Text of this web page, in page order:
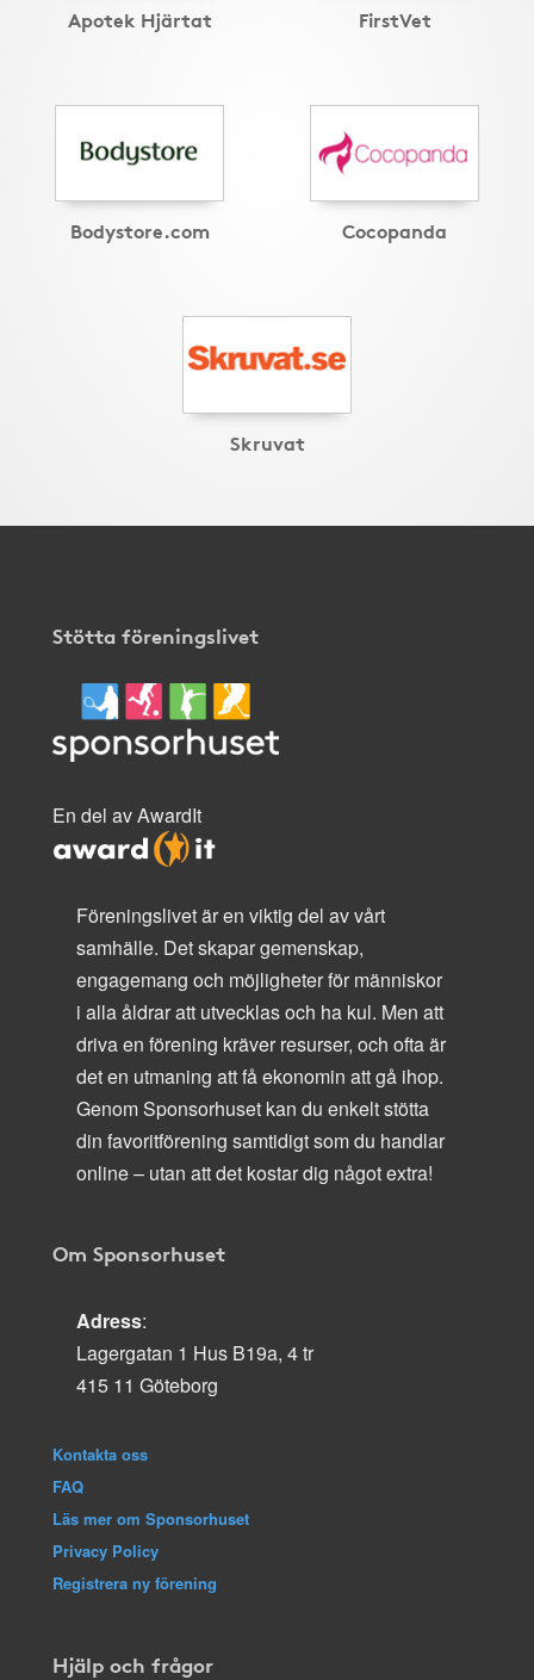
Apotek Hjärtat FirstVet
Bodystore.com Cocopanda
Skruvat
Stötta föreningslivet
En del av AwardIt
Föreningslivet är en viktig del av vårt
samhälle. Det skapar gemenskap,
engagemang och möjligheter för människor
i alla åldrar att utvecklas och ha kul. Men att
driva en förening kräver resurser, och ofta är
det en utmaning att få ekonomin att gå ihop.
Genom Sponsorhuset kan du enkelt stötta
din favoritförening samtidigt som du handlar
online – utan att det kostar dig något extra!
Om Sponsorhuset
Adress:
Lagergatan 1 Hus B19a, 4 tr
415 11 Göteborg
Kontakta oss
FAQ
Läs mer om Sponsorhuset
Privacy Policy
Registrera ny förening
Hjälp och frågor